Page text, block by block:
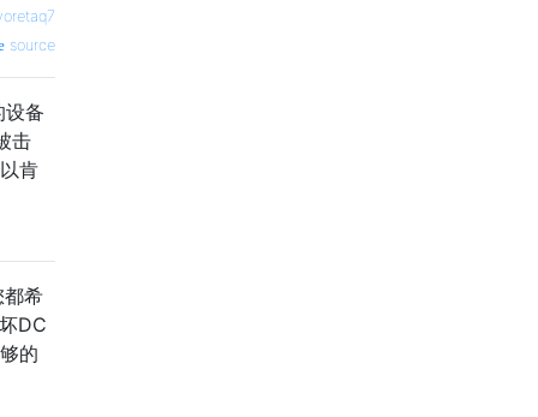
source
设备
击
肯
都希
DC
的